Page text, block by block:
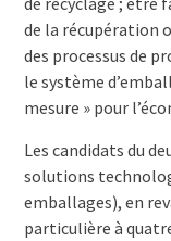
de la récupération
des processus de
le système
mesure » pour
Les candidats du
solutions
emballages), en
particulière à